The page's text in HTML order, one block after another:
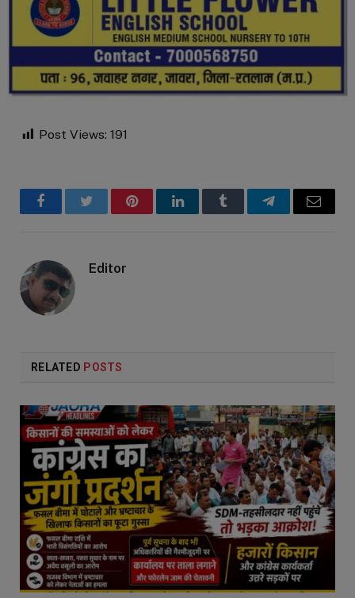
Post Views: 191
FacebookTwitter PinterestLinkedInTumblr TelegramEmail
Editor
RELATED POSTS